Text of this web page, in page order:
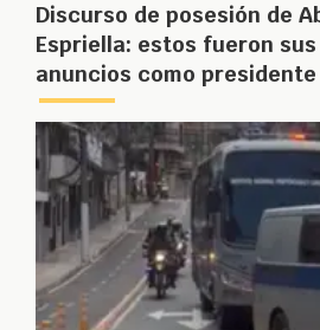
Discurso de posesión de
Espriella: estos fueron
anuncios como presidente